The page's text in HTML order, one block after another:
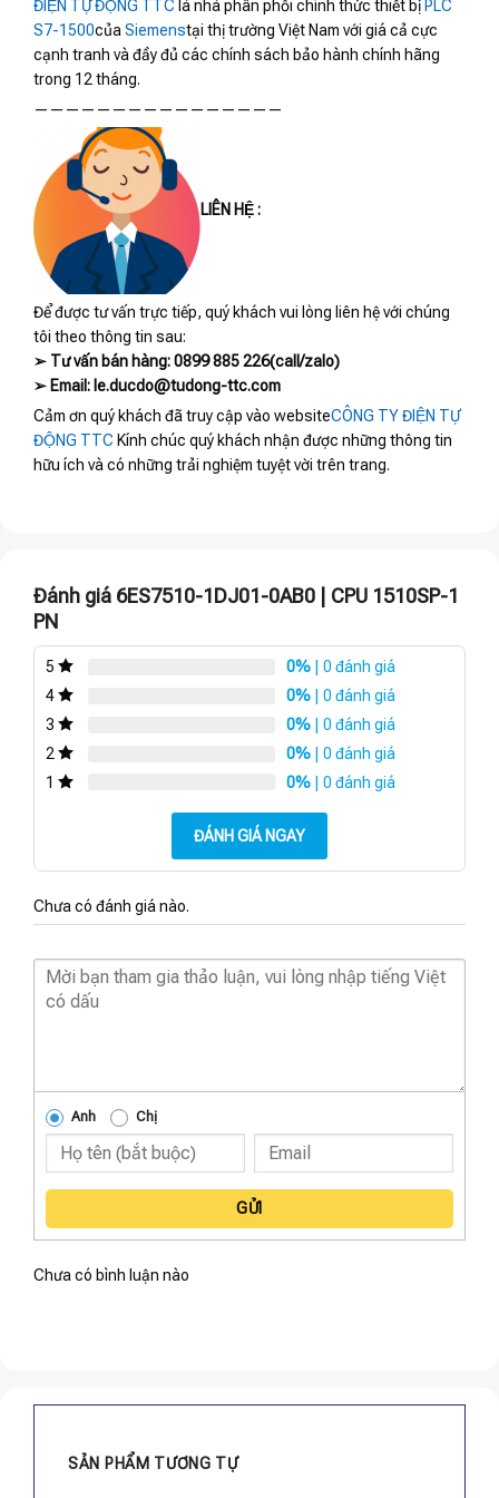
ĐIỆN TỰ ĐỘNG TTC là nhà phân phối chính thức thiết bị PLC
S7-1500của Siemenstại thị trường Việt Nam với giá cả cực
cạnh tranh và đầy đủ các chính sách bảo hành chính hãng
trong 12 tháng.
————————————————
LIÊN HỆ :
Để được tư vấn trực tiếp, quý khách vui lòng liên hệ với chúng
tôi theo thông tin sau:
➢ Tư vấn bán hàng: 0899 885 226(call/zalo)
➢ Email: le.ducdo@tudong-ttc.com
Cảm ơn quý khách đã truy cập vào websiteCÔNG TY ĐIỆN TỰ
ĐỘNG TTC Kính chúc quý khách nhận được những thông tin
hữu ích và có những trải nghiệm tuyệt vời trên trang.
Đánh giá 6ES7510-1DJ01-0AB0 | CPU 1510SP-1
PN
5 0% | 0 đánh giá
4
0% | 0 đánh giá
3
0% | 0 đánh giá
2
0% | 0 đánh giá
1
0% | 0 đánh giá
ĐÁNH GIÁ NGAY
Chưa có đánh giá nào.
Anh Chị
GỬI
Chưa có bình luận nào
SẢN PHẨM TƯƠNG TỰ